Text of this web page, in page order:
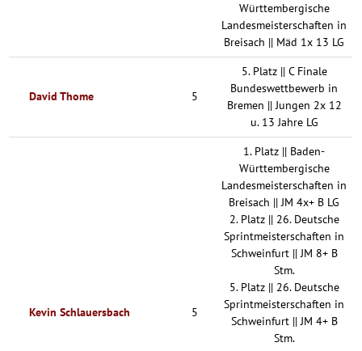
Württembergische
Landesmeisterschaften in
Breisach || Mäd 1x 13 LG
David Thome 5
5. Platz || C Finale
Bundeswettbewerb in
Bremen || Jungen 2x 12
u. 13 Jahre LG
Kevin Schlauersbach 5
1. Platz || Baden-
Württembergische
Landesmeisterschaften in
Breisach || JM 4x+ B LG
2. Platz || 26. Deutsche
Sprintmeisterschaften in
Schweinfurt || JM 8+ B
Stm.
5. Platz || 26. Deutsche
Sprintmeisterschaften in
Schweinfurt || JM 4+ B
Stm.